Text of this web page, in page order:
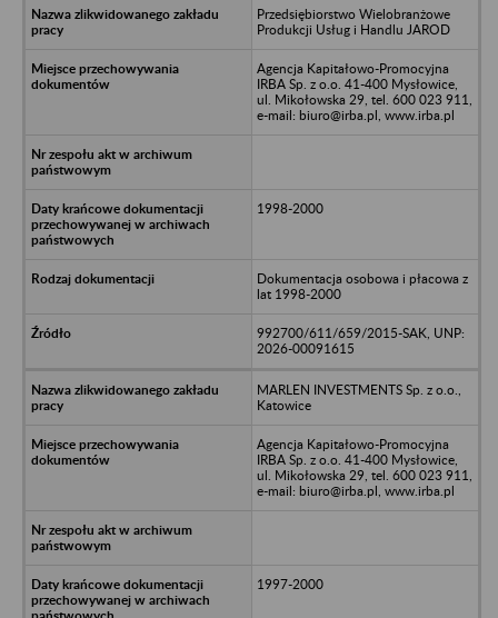
Przedsiębiorstwo Wielobranżowe
Produkcji Usług i Handlu JAROD
Agencja Kapitałowo-Promocyjna
IRBA Sp. z o.o. 41-400 Mysłowice,
ul. Mikołowska 29, tel. 600 023 911,
e-mail: biuro@irba.pl, www.irba.pl
1998-2000
Dokumentacja osobowa i płacowa z
lat 1998-2000
992700/611/659/2015-SAK, UNP:
2026-00091615
MARLEN INVESTMENTS Sp. z o.o.,
Katowice
Agencja Kapitałowo-Promocyjna
IRBA Sp. z o.o. 41-400 Mysłowice,
ul. Mikołowska 29, tel. 600 023 911,
e-mail: biuro@irba.pl, www.irba.pl
1997-2000